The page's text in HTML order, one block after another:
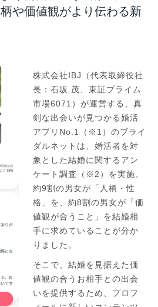
や価値観がより伝わる新
株式会社IBJ（代表取締役社
長：石坂 茂、東証プライム
市場6071）が運営する、真
剣な出会いが見つかる婚活
アプリNo.1（※1）のブライ
ダルネットは、婚活者を対
象とした結婚に関するアン
ケート調査（※2）を実施。
約9割の男女が「人柄・性
格」を、約8割の男女が「価
値観が合うこと」を結婚相
手に求めていることが分か
りました。
そこで、結婚を見据えた価
値観の合うお相手との出会
いを提供するため、プロフ